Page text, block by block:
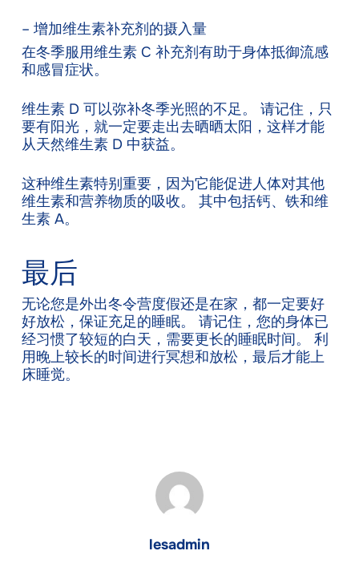
– 增加维生素补充剂的摄入量
在冬季服用维生素 C 补充剂有助于身体抵御流感
和感冒症状。
维生素 D 可以弥补冬季光照的不足。 请记住，只
要有阳光，就一定要走出去晒晒太阳，这样才能
从天然维生素 D 中获益。
这种维生素特别重要，因为它能促进人体对其他
维生素和营养物质的吸收。 其中包括钙、铁和维
生素 A。
最后
无论您是外出冬令营度假还是在家，都一定要好
好放松，保证充足的睡眠。 请记住，您的身体已
经习惯了较短的白天，需要更长的睡眠时间。 利
用晚上较长的时间进行冥想和放松，最后才能上
床睡觉。
lesadmin